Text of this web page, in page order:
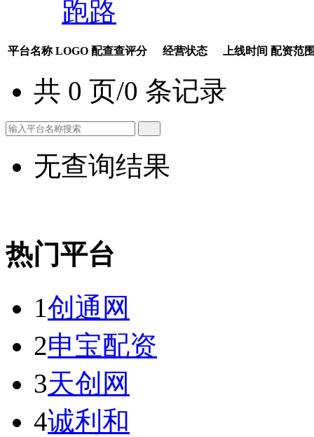
跑路
平台名称 LOGO 配查查评分 经营状态 上线时间 配资范
共 0 页/0 条记录
无查询结果
热门平台
1创通网
2申宝配资
3天创网
4诚利和